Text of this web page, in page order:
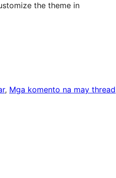
the theme in
, Mga komento na may thread